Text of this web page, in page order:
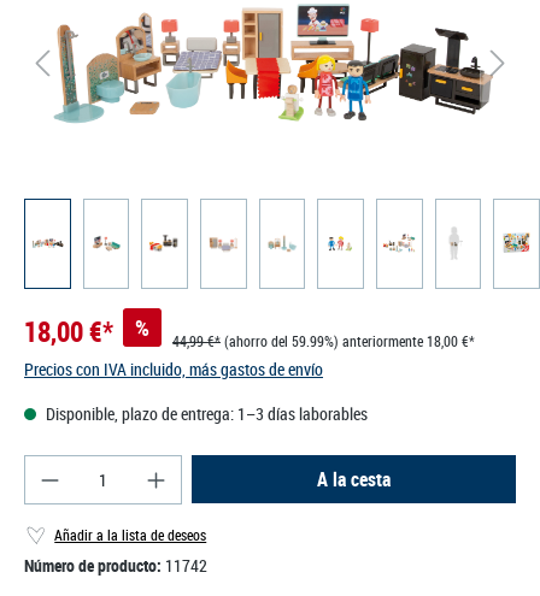
18,00 €* % 44,99 €*(ahorro del 59.99%) anteriormente 18,00 €*
Precios con IVA incluido, más gastos de envío
Disponible, plazo de entrega: 1–3 días laborables
Cantidad del producto: introduce la cantidad
A la cesta
Añadir a la lista de deseos
Número de producto: 11742